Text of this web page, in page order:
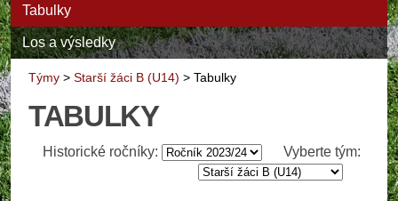
Tabulky
Los a výsledky
Týmy > Starší žáci B (U14) > Tabulky
TABULKY
Historické ročníky: Vyberte tým: